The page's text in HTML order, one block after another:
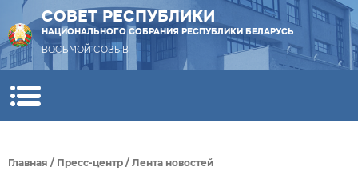
СОВЕТ РЕСПУБЛИКИ
НАЦИОНАЛЬНОГО СОБРАНИЯ РЕСПУБЛИКИ БЕЛАРУСЬ
ВОСЬМОЙ СОЗЫВ
Главная / Пресс-центр / Лента новостей